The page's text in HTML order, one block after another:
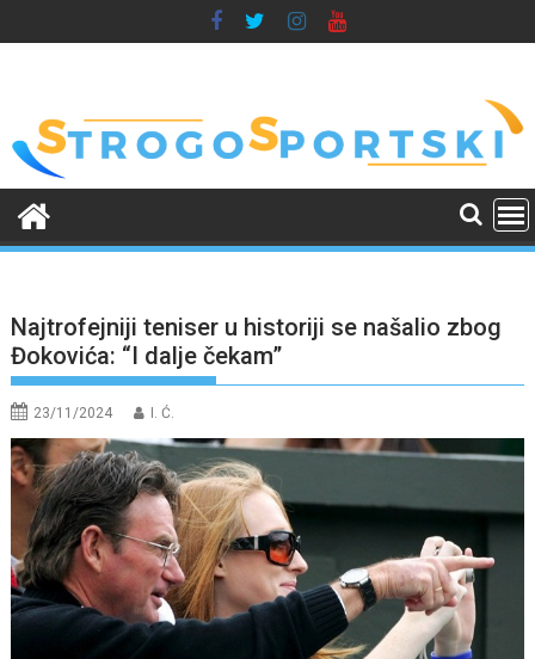
to
Najtrofejniji teniser u historiji se našalio zbog
Đokovića: “I dalje čekam”
23/11/2024 I. Ć.